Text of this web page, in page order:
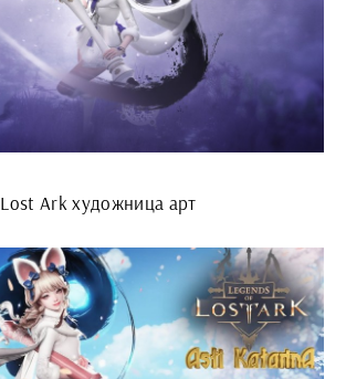
Lost Ark художница арт